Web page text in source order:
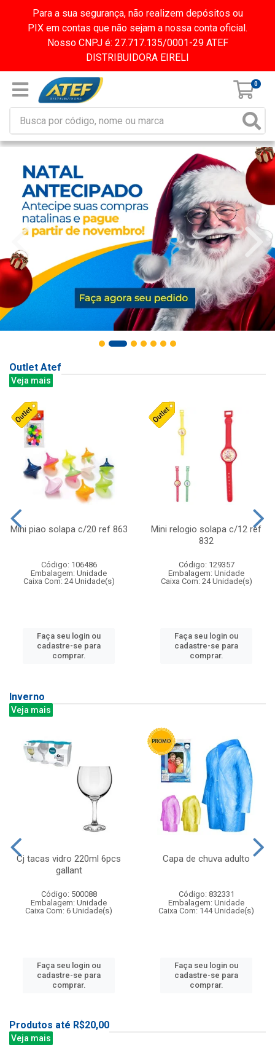
Para a sua segurança, não realizem depósitos ou
PIX em contas que não sejam a nossa conta oficial.
Nosso CNPJ é: 27.717.135/0001-29 ATEF
DISTRIBUIDORA EIRELI
0
Outlet Atef
Veja mais
Mini piao solapa c/20 ref 863
Código: 106486
Embalagem: Unidade
Caixa Com: 24 Unidade(s)
Faça seu login ou
cadastre-se para
comprar.
Mini relogio solapa c/12 ref
832
Código: 129357
Embalagem: Unidade
Caixa Com: 24 Unidade(s)
Faça seu login ou
cadastre-se para
comprar.
Inverno
Veja mais
Cj tacas vidro 220ml 6pcs
gallant
Código: 500088
Embalagem: Unidade
Caixa Com: 6 Unidade(s)
Faça seu login ou
cadastre-se para
comprar.
Capa de chuva adulto
Código: 832331
Embalagem: Unidade
Caixa Com: 144 Unidade(s)
Faça seu login ou
cadastre-se para
comprar.
Produtos até R$20,00
Veja mais